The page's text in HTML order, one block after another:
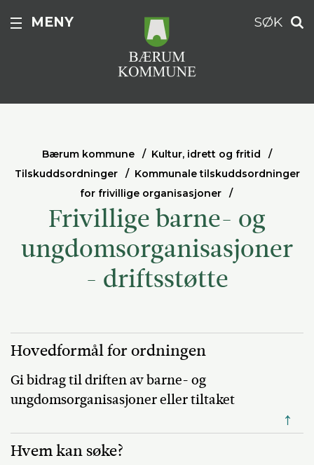
MENY SØK
Bærum kommune
Kultur, idrett og fritid
Tilskuddsordninger
Kommunale tilskuddsordninger
for frivillige organisasjoner
Frivillige barne- og
ungdomsorganisasjoner
- driftsstøtte
Hovedformål for ordningen
Gi bidrag til driften av barne- og
ungdomsorganisasjoner eller tiltaket
↑
Hvem kan søke?